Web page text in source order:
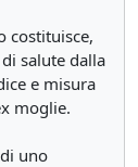
costituisce,
salute dalla
e misura
moglie.
uno